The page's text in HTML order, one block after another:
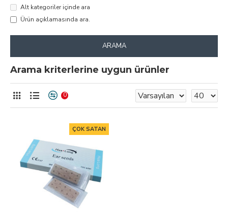
Alt kategoriler içinde ara
Ürün açıklamasında ara.
ARAMA
Arama kriterlerine uygun ürünler
0
ÇOK SATAN